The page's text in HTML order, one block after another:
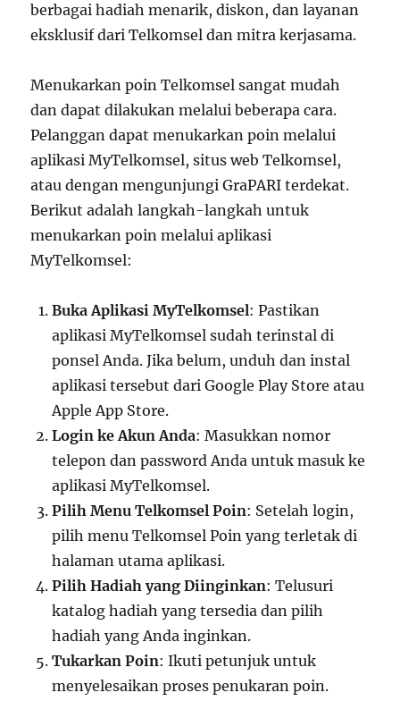
berbagai hadiah menarik, diskon, dan layanan
eksklusif dari Telkomsel dan mitra kerjasama.
Menukarkan poin Telkomsel sangat mudah
dan dapat dilakukan melalui beberapa cara.
Pelanggan dapat menukarkan poin melalui
aplikasi MyTelkomsel, situs web Telkomsel,
atau dengan mengunjungi GraPARI terdekat.
Berikut adalah langkah-langkah untuk
menukarkan poin melalui aplikasi
MyTelkomsel:
Buka Aplikasi MyTelkomsel: Pastikan
aplikasi MyTelkomsel sudah terinstal di
ponsel Anda. Jika belum, unduh dan instal
aplikasi tersebut dari Google Play Store atau
Apple App Store.
Login ke Akun Anda: Masukkan nomor
telepon dan password Anda untuk masuk ke
aplikasi MyTelkomsel.
Pilih Menu Telkomsel Poin: Setelah login,
pilih menu Telkomsel Poin yang terletak di
halaman utama aplikasi.
Pilih Hadiah yang Diinginkan: Telusuri
katalog hadiah yang tersedia dan pilih
hadiah yang Anda inginkan.
Tukarkan Poin: Ikuti petunjuk untuk
menyelesaikan proses penukaran poin.